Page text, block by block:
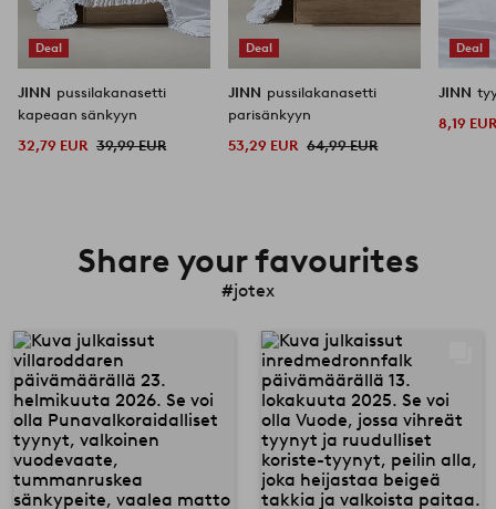
Deal
JINN pussilakanasetti
kapeaan sänkyyn
32,79 EUR 39,99 EUR
Deal
JINN pussilakanasetti
parisänkyyn
53,29 EUR 64,99 EUR
Deal
JINN
8,19
Share your favourites
#jotex